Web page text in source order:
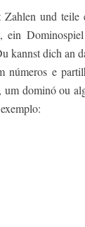
und teile
ein
kannst dich an
números e
dominó ou